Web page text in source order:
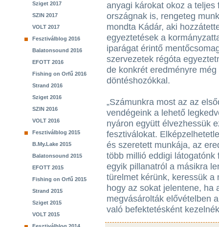
Sziget 2017
SZIN 2017
VOLT 2017
Fesztiválblog 2016
Balatonsound 2016
EFOTT 2016
Fishing on Orfű 2016
Strand 2016
Sziget 2016
SZIN 2016
VOLT 2016
Fesztiválblog 2015
B.My.Lake 2015
Balatonsound 2015
EFOTT 2015
Fishing on Orfű 2015
Strand 2015
Sziget 2015
VOLT 2015
anyagi károkat okoz a
országnak is, rengeteg
mondta Kádár, aki
egyeztetések a
iparágat érintő
szervezetek régóta
de konkrét eredményre
döntéshozókkal.
„Számunkra most az az
vendégeink a lehető
nyáron együtt élvezhessük
fesztiválokat.
és szeretett munkája, az
több millió eddigi
egyik pillanatról a másikra
türelmet kérünk, keressük a
hogy az sokat jelentene, ha
megvásárolták elővételben
való befektetésként